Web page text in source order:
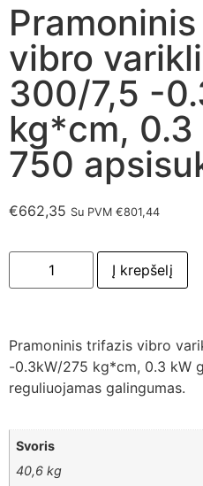
vibro
300/7,5 -
kg*cm, 0.3
750
€662,35 Su PVM €801,44
Į krepšelį
Pramoninis trifazis vibro
-0.3kW/275 kg*cm, 0.3 kW
reguliuojamas galingumas.
Svoris
40,6 kg